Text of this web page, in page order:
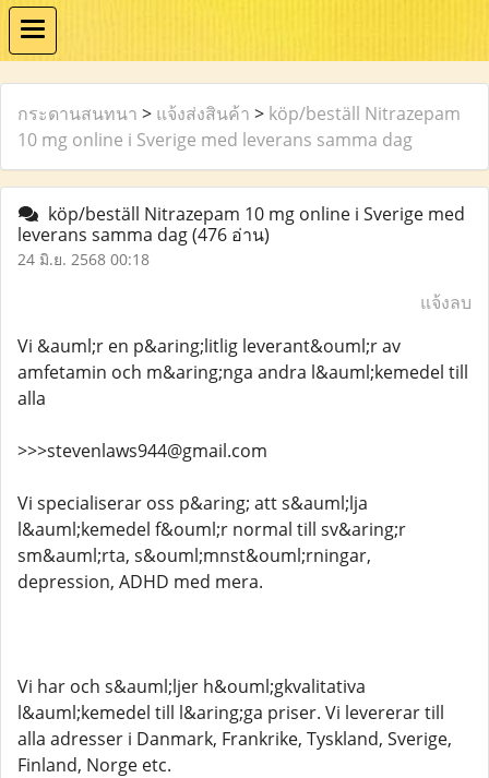
กระดานสนทนา > แจ้งส่งสินค้า > köp/beställ Nitrazepam
10 mg online i Sverige med leverans samma dag
köp/beställ Nitrazepam 10 mg online i Sverige med
leverans samma dag(476 อ่าน)
24 มิ.ย. 2568 00:18
แจ้งลบ
Vi &auml;r en p&aring;litlig leverant&ouml;r av
amfetamin och m&aring;nga andra l&auml;kemedel till
alla
>>>stevenlaws944@gmail.com
Vi specialiserar oss p&aring; att s&auml;lja
l&auml;kemedel f&ouml;r normal till sv&aring;r
sm&auml;rta, s&ouml;mnst&ouml;rningar,
depression, ADHD med mera.
Vi har och s&auml;ljer h&ouml;gkvalitativa
l&auml;kemedel till l&aring;ga priser. Vi levererar till
alla adresser i Danmark, Frankrike, Tyskland, Sverige,
Finland, Norge etc.